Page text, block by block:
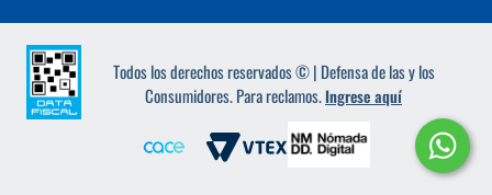
Todos los derechos reservados © | Defensa de las y los
Consumidores. Para reclamos.Ingrese aquí